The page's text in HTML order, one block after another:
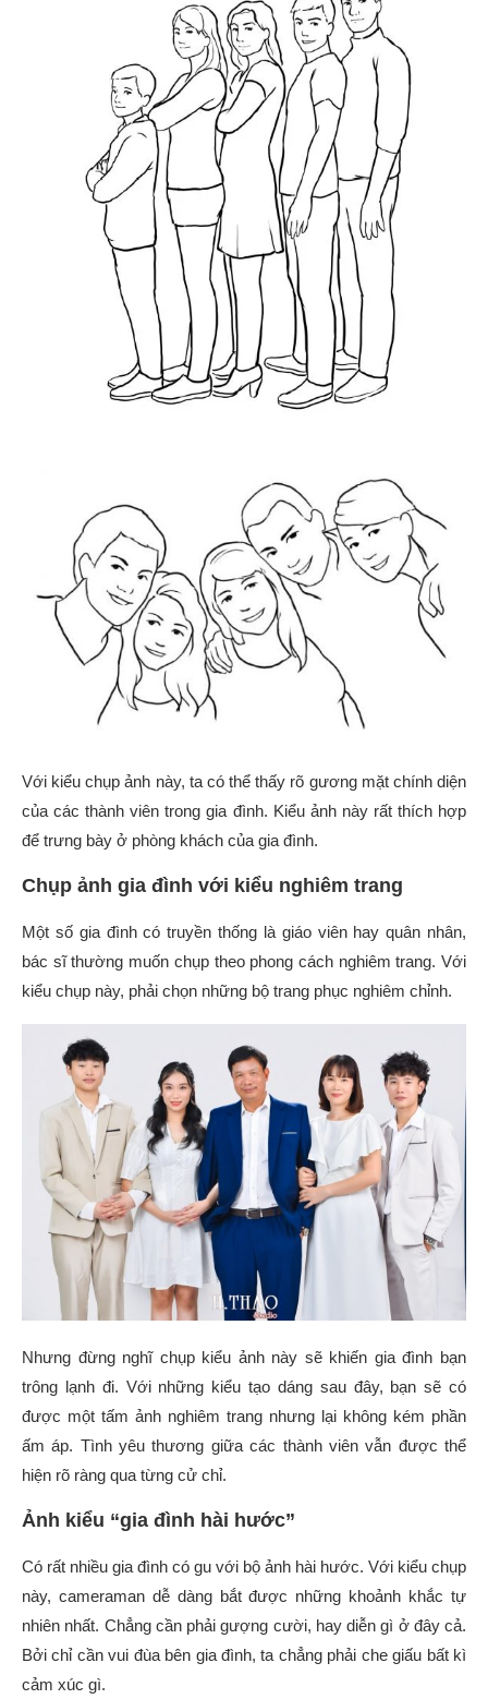
Với kiểu chụp ảnh này, ta có thể thấy rõ gương mặt chính diện
của các thành viên trong gia đình. Kiểu ảnh này rất thích hợp
để trưng bày ở phòng khách của gia đình.
Chụp ảnh gia đình với kiểu nghiêm trang
Một số gia đình có truyền thống là giáo viên hay quân nhân,
bác sĩ thường muốn chụp theo phong cách nghiêm trang. Với
kiểu chụp này, phải chọn những bộ trang phục nghiêm chỉnh.
Nhưng đừng nghĩ chụp kiểu ảnh này sẽ khiến gia đình bạn
trông lạnh đi. Với những kiểu tạo dáng sau đây, bạn sẽ có
được một tấm ảnh nghiêm trang nhưng lại không kém phần
ấm áp. Tình yêu thương giữa các thành viên vẫn được thể
hiện rõ ràng qua từng cử chỉ.
Ảnh kiểu “gia đình hài hước”
Có rất nhiều gia đình có gu với bộ ảnh hài hước. Với kiểu chụp
này, cameraman dễ dàng bắt được những khoảnh khắc tự
nhiên nhất. Chẳng cần phải gượng cười, hay diễn gì ở đây cả.
Bởi chỉ cần vui đùa bên gia đình, ta chẳng phải che giấu bất kì
cảm xúc gì.